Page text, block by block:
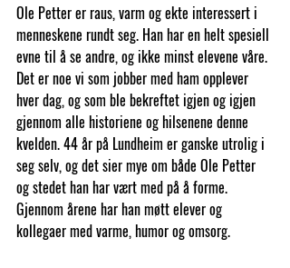
Ole Petter er raus, varm og ekte interessert i
menneskene rundt seg. Han har en helt spesiell
evne til å se andre, og ikke minst elevene våre.
Det er noe vi som jobber med ham opplever
hver dag, og som ble bekreftet igjen og igjen
gjennom alle historiene og hilsenene denne
kvelden. 44 år på Lundheim er ganske utrolig i
seg selv, og det sier mye om både Ole Petter
og stedet han har vært med på å forme.
Gjennom årene har han møtt elever og
kollegaer med varme, humor og omsorg.